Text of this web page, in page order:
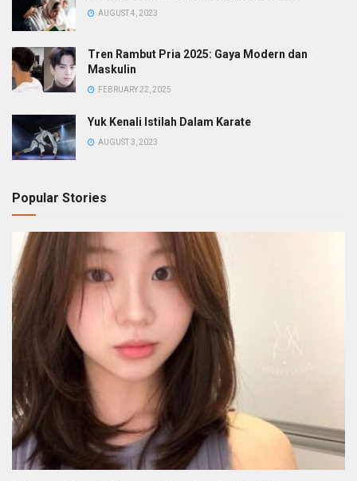
AUGUST 4, 2023
Tren Rambut Pria 2025: Gaya Modern dan
Maskulin
FEBRUARY 22, 2025
Yuk Kenali Istilah Dalam Karate
AUGUST 3, 2023
Popular Stories